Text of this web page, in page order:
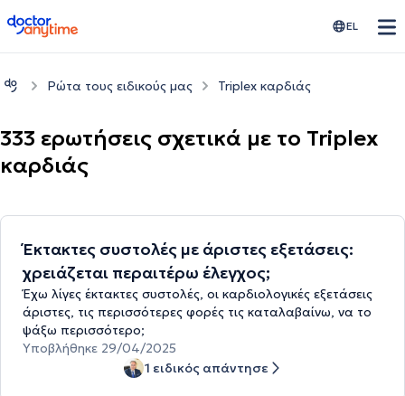
doctoranytime EL
Ρώτα τους ειδικούς μας Triplex καρδιάς
333 ερωτήσεις σχετικά με το Triplex
καρδιάς
Έκτακτες συστολές με άριστες εξετάσεις:
χρειάζεται περαιτέρω έλεγχος;
Έχω λίγες έκτακτες συστολές, οι καρδιολογικές εξετάσεις
άριστες, τις περισσότερες φορές τις καταλαβαίνω, να το
ψάξω περισσότερο;
Υποβλήθηκε 29/04/2025
1 ειδικός απάντησε